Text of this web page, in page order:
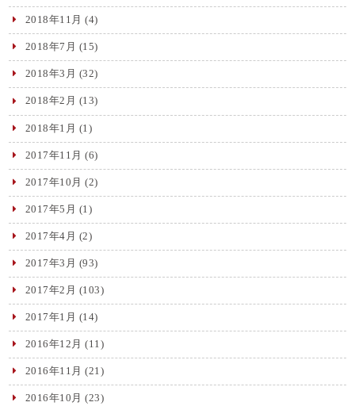
2018年11月 (4)
2018年7月 (15)
2018年3月 (32)
2018年2月 (13)
2018年1月 (1)
2017年11月 (6)
2017年10月 (2)
2017年5月 (1)
2017年4月 (2)
2017年3月 (93)
2017年2月 (103)
2017年1月 (14)
2016年12月 (11)
2016年11月 (21)
2016年10月 (23)